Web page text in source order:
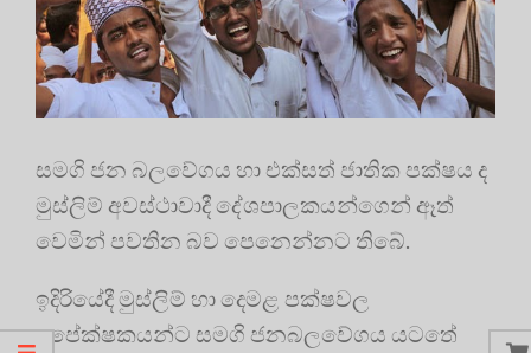
සමගි ජන බලවේගය හා එක්සත් ජාතික පක්ෂය ද
මුස්ලිම් අවස්ථාවාදී දේශපාලකයන්ගෙන් ඈත්
වෙමින් පවතින බව පෙනෙන්නට තිබේ.
ඉදිරියේදී මුස්ලිම් හා දෙමළ පක්ෂවල
අපේක්ෂකයන්ට සමගි ජනබලවේගය යටතේ